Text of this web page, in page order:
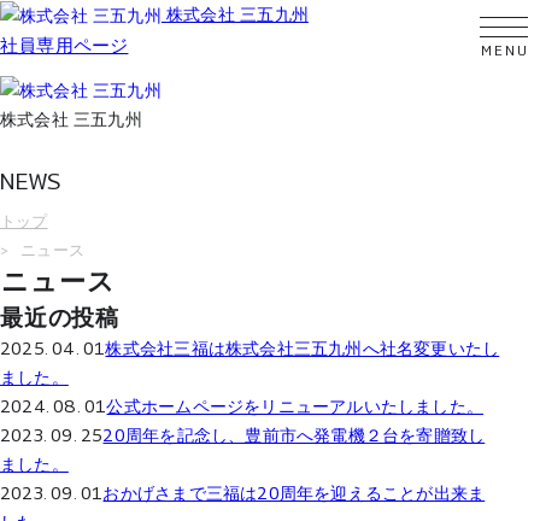
株式会社 三五九州
社員専用ページ
株式会社 三五九州
NEWS
トップ
ニュース
ニュース
最近の投稿
2025. 04. 01株式会社三福は株式会社三五九州へ社名変更いたし
ました。
2024. 08. 01公式ホームページをリニューアルいたしました。
2023. 09. 2520周年を記念し、豊前市へ発電機２台を寄贈致し
ました。
2023. 09. 01 おかげさまで三福は20周年を迎えることが出来ま